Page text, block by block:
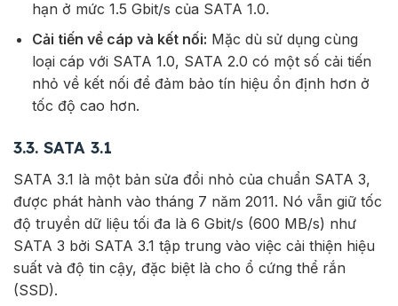
hạn ở mức 1.5 Gbit/s của SATA 1.0.
Cải tiến về cáp và kết nối: Mặc dù sử dụng cùng
loại cáp với SATA 1.0, SATA 2.0 có một số cải tiến
nhỏ về kết nối để đảm bảo tín hiệu ổn định hơn ở
tốc độ cao hơn.
3.3. SATA 3.1
SATA 3.1 là một bản sửa đổi nhỏ của chuẩn SATA 3,
được phát hành vào tháng 7 năm 2011. Nó vẫn giữ tốc
độ truyền dữ liệu tối đa là 6 Gbit/s (600 MB/s) như
SATA 3 bởi SATA 3.1 tập trung vào việc cải thiện hiệu
suất và độ tin cậy, đặc biệt là cho ổ cứng thể rắn
(SSD).